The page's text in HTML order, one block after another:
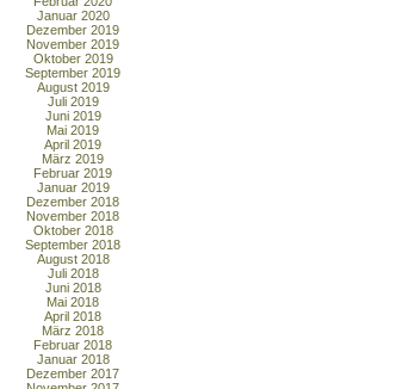
Januar 2020
Dezember 2019
November 2019
Oktober 2019
September 2019
August 2019
Juli 2019
Juni 2019
Mai 2019
April 2019
März 2019
Februar 2019
Januar 2019
Dezember 2018
November 2018
Oktober 2018
September 2018
August 2018
Juli 2018
Juni 2018
Mai 2018
April 2018
März 2018
Februar 2018
Januar 2018
Dezember 2017